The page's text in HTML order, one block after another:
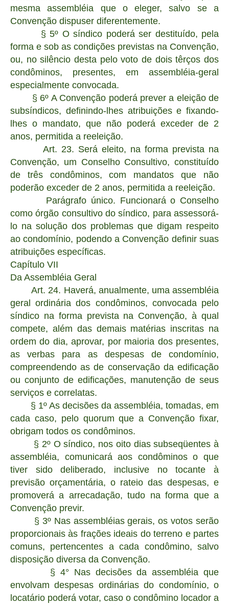
mesma assembléia que o eleger, salvo se a
Convenção dispuser diferentemente.
§ 5º O síndico poderá ser destituído, pela
forma e sob as condições previstas na Convenção,
ou, no silêncio desta pelo voto de dois têrços dos
condôminos, presentes, em assembléia-geral
especialmente convocada.
§ 6º A Convenção poderá prever a eleição de
subsíndicos, definindo-lhes atribuições e fixando-
lhes o mandato, que não poderá exceder de 2
anos, permitida a reeleição.
Art. 23. Será eleito, na forma prevista na
Convenção, um Conselho Consultivo, constituído
de três condôminos, com mandatos que não
poderão exceder de 2 anos, permitida a reeleição.
Parágrafo único. Funcionará o Conselho
como órgão consultivo do síndico, para assessorá-
lo na solução dos problemas que digam respeito
ao condomínio, podendo a Convenção definir suas
atribuições específicas.
Capítulo VII
Da Assembléia Geral
Art. 24. Haverá, anualmente, uma assembléia
geral ordinária dos condôminos, convocada pelo
síndico na forma prevista na Convenção, à qual
compete, além das demais matérias inscritas na
ordem do dia, aprovar, por maioria dos presentes,
as verbas para as despesas de condomínio,
compreendendo as de conservação da edificação
ou conjunto de edificações, manutenção de seus
serviços e correlatas.
§ 1º As decisões da assembléia, tomadas, em
cada caso, pelo quorum que a Convenção fixar,
obrigam todos os condôminos.
§ 2º O síndico, nos oito dias subseqüentes à
assembléia, comunicará aos condôminos o que
tiver sido deliberado, inclusive no tocante à
previsão orçamentária, o rateio das despesas, e
promoverá a arrecadação, tudo na forma que a
Convenção previr.
§ 3º Nas assembléias gerais, os votos serão
proporcionais às frações ideais do terreno e partes
comuns, pertencentes a cada condômino, salvo
disposição diversa da Convenção.
§ 4° Nas decisões da assembléia que
envolvam despesas ordinárias do condomínio, o
locatário poderá votar, caso o condômino locador a